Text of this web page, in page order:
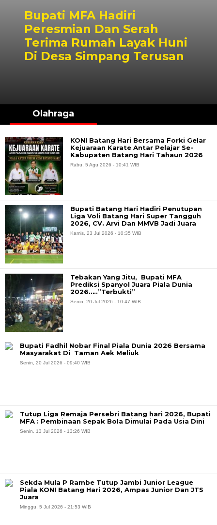
Bupati MFA Hadiri
Peresmian Dan Serah
Terima Rumah Layak Huni
Di Desa Simpang Terusan
Olahraga
KONI Batang Hari Bersama Forki Gelar
Kejuaraan Karate Antar Pelajar Se-
Kabupaten Batang Hari Tahaun 2026
Rabu, 5 Agu 2026 - 10:41 WIB
Bupati Batang Hari Hadiri Penutupan
Liga Voli Batang Hari Super Tangguh
2026, CV. Arvi Dan MMVB Jadi Juara
Kamis, 23 Jul 2026 - 10:35 WIB
Tebakan Yang Jitu, Bupati MFA
Prediksi Spanyol Juara Piala Dunia
2026…..”Terbukti”
Senin, 20 Jul 2026 - 10:47 WIB
Bupati Fadhil Nobar Final Piala Dunia 2026 Bersama
Masyarakat Di Taman Aek Meliuk
Senin, 20 Jul 2026 - 09:40 WIB
Tutup Liga Remaja Persebri Batang hari 2026, Bupati
MFA : Pembinaan Sepak Bola Dimulai Pada Usia Dini
Senin, 13 Jul 2026 - 13:26 WIB
Sekda Mula P Rambe Tutup Jambi Junior League
Piala KONI Batang Hari 2026, Ampas Junior Dan JTS
Juara
Minggu, 5 Jul 2026 - 21:53 WIB